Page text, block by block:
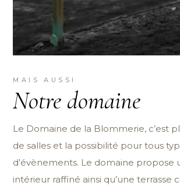
MAIS AUSSI
Notre domaine
Le Domaine de la Blommerie, c’est
de salles et la possibilité pour tous
d’évènements. Le domaine propose
intérieur raffiné ainsi qu’une terrasse